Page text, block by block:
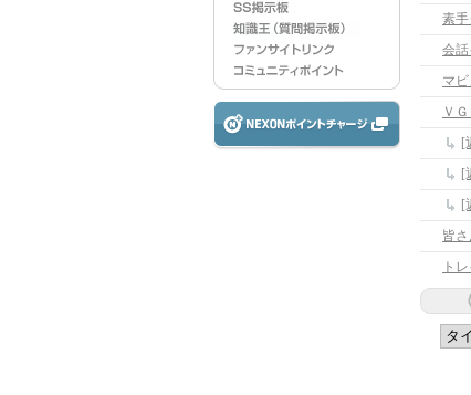
素
会
マ
Ｖ
[
[
[
皆
ト